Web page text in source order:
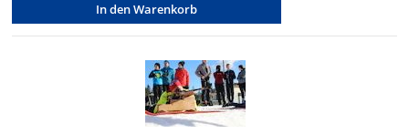
In den Warenkorb